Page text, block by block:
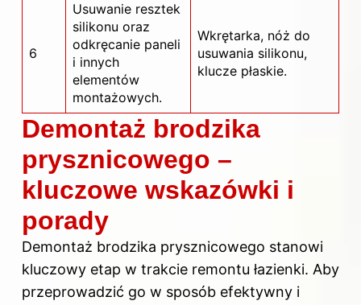
6
Usuwanie resztek
silikonu oraz
odkręcanie paneli
i innych
elementów
montażowych.
Wkrętarka, nóż do
usuwania silikonu,
klucze płaskie.
Demontaż brodzika
prysznicowego –
kluczowe wskazówki i
porady
Demontaż brodzika prysznicowego stanowi
kluczowy etap w trakcie remontu łazienki. Aby
przeprowadzić go w sposób efektywny i